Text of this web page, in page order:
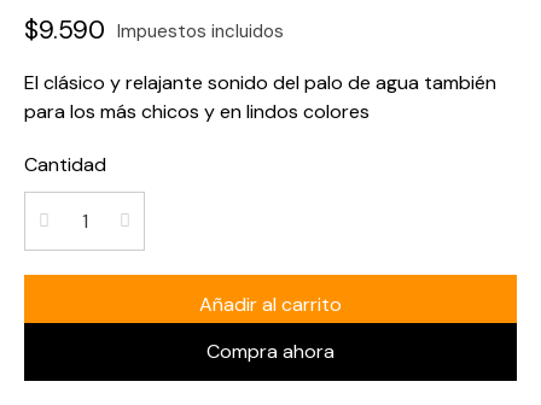
$9.590 Impuestos incluidos
El clásico y relajante sonido del palo de agua también
para los más chicos y en lindos colores
Cantidad
Añadir al carrito
Compra ahora